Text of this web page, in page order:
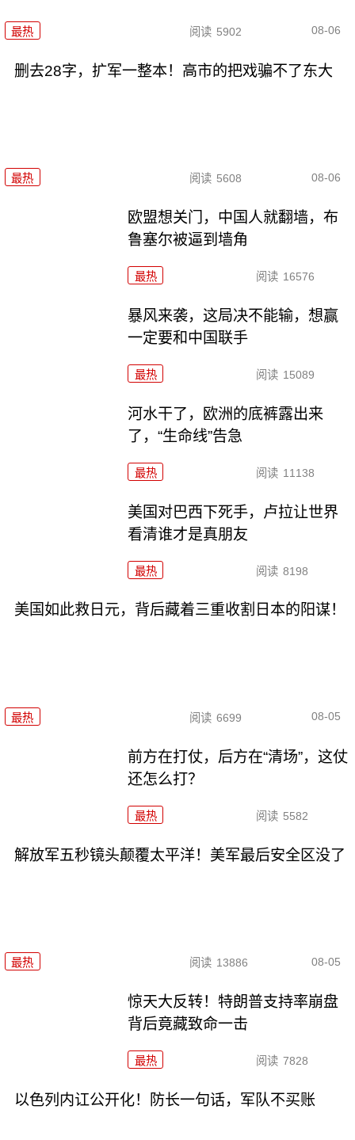
最热 阅读 5902 08-06
删去28字，扩军一整本！高市的把戏骗不了东大
最热 阅读 5608 08-06
欧盟想关门，中国人就翻墙，布
鲁塞尔被逼到墙角
最热 阅读 16576
暴风来袭，这局决不能输，想赢
一定要和中国联手
最热 阅读 15089
河水干了，欧洲的底裤露出来
了，“生命线”告急
最热 阅读 11138
美国对巴西下死手，卢拉让世界
看清谁才是真朋友
最热 阅读 8198
美国如此救日元，背后藏着三重收割日本的阳谋！
最热 阅读 6699 08-05
前方在打仗，后方在“清场”，这仗
还怎么打？
最热 阅读 5582
解放军五秒镜头颠覆太平洋！美军最后安全区没了
最热 阅读 13886 08-05
惊天大反转！特朗普支持率崩盘
背后竟藏致命一击
最热 阅读 7828
以色列内讧公开化！防长一句话，军队不买账